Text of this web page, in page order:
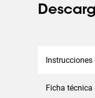
Ficha